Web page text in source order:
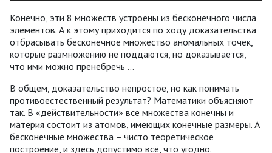
Конечно, эти 8 множеств устроены из бесконечного числа
элементов. А к этому приходится по ходу доказательства
отбрасывать бесконечное множество аномальных точек,
которые размножению не поддаются, но доказывается,
что ими можно пренебречь ...
В общем, доказательство непростое, но как понимать
противоестественный результат? Математики объясняют
так. В «действительности» все множества конечны и
материя состоит из атомов, имеющих конечные размеры. А
бесконечные множества – чисто теоретическое
построение, и здесь допустимо всё, что угодно.